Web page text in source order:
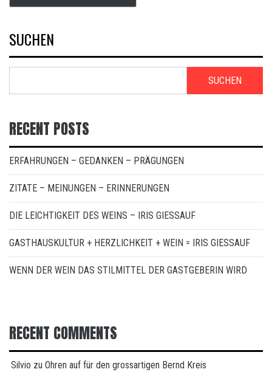
SUCHEN
SUCHEN
RECENT POSTS
ERFAHRUNGEN – GEDANKEN – PRÄGUNGEN
ZITATE – MEINUNGEN – ERINNERUNGEN
DIE LEICHTIGKEIT DES WEINS – IRIS GIESSAUF
GASTHAUSKULTUR + HERZLICHKEIT + WEIN = IRIS GIESSAUF
WENN DER WEIN DAS STILMITTEL DER GASTGEBERIN WIRD
RECENT COMMENTS
Silvio zu Ohren auf für den grossartigen Bernd Kreis